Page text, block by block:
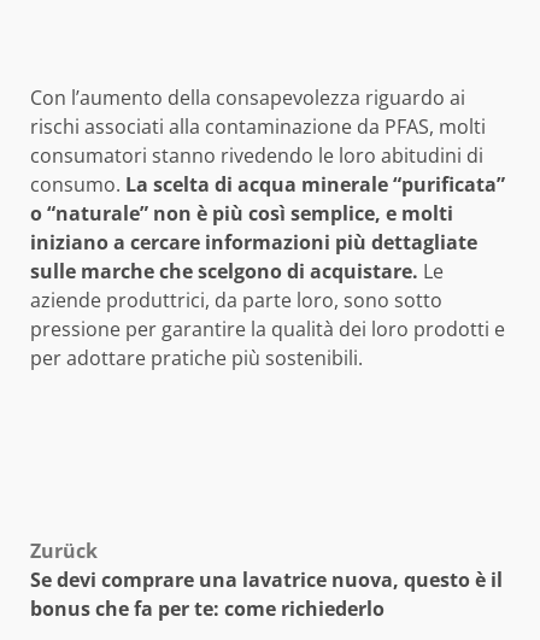
Con l’aumento della consapevolezza riguardo ai
rischi associati alla contaminazione da PFAS, molti
consumatori stanno rivedendo le loro abitudini di
consumo. La scelta di acqua minerale “purificata”
o “naturale” non è più così semplice, e molti
iniziano a cercare informazioni più dettagliate
sulle marche che scelgono di acquistare. Le
aziende produttrici, da parte loro, sono sotto
pressione per garantire la qualità dei loro prodotti e
per adottare pratiche più sostenibili.
Beitragsnavigation
Zurück
Se devi comprare una lavatrice nuova, questo è il
bonus che fa per te: come richiederlo